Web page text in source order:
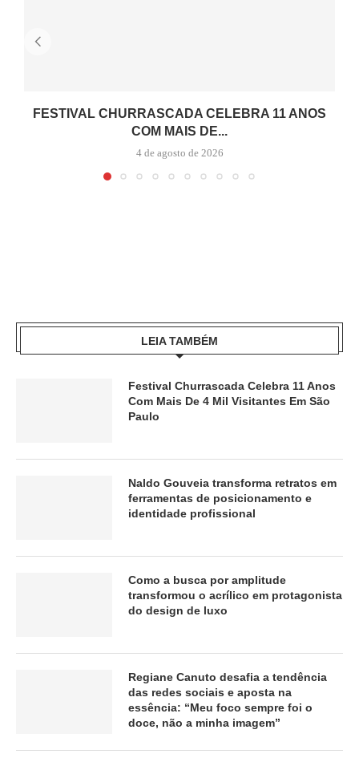
FESTIVAL CHURRASCADA CELEBRA 11 ANOS
COM MAIS DE...
4 de agosto de 2026
LEIA TAMBÉM
Festival Churrascada Celebra 11 Anos
Com Mais De 4 Mil Visitantes Em São
Paulo
Naldo Gouveia transforma retratos em
ferramentas de posicionamento e
identidade profissional
Como a busca por amplitude
transformou o acrílico em protagonista
do design de luxo
Regiane Canuto desafia a tendência
das redes sociais e aposta na
essência: “Meu foco sempre foi o
doce, não a minha imagem”